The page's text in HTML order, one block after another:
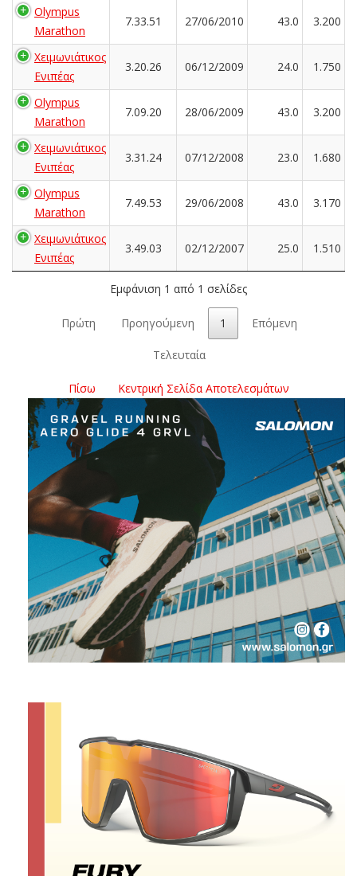
Olympus
Marathon
7.33.51 27/06/2010 43.0 3.200
Χειμωνιάτικος
Ενιπέας
3.20.26 06/12/2009 24.0 1.750
Olympus
Marathon
7.09.20 28/06/2009 43.0 3.200
Χειμωνιάτικος
Ενιπέας
3.31.24 07/12/2008 23.0 1.680
Olympus
Marathon
7.49.53 29/06/2008 43.0 3.170
Χειμωνιάτικος
Ενιπέας
3.49.03 02/12/2007 25.0 1.510
Εμφάνιση 1 από 1 σελίδες
Πρώτη Προηγούμενη 1 Επόμενη
Τελευταία
Πίσω Κεντρική Σελίδα Αποτελεσμάτων